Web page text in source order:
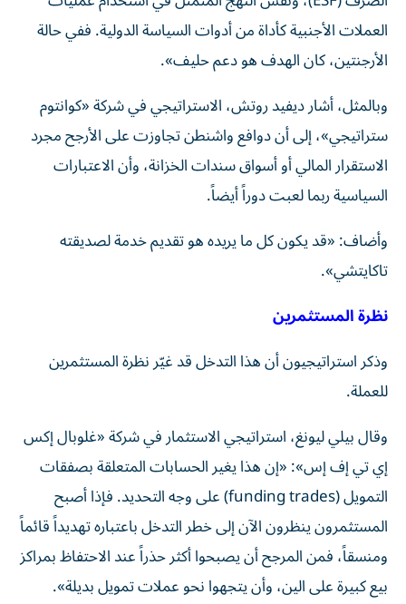
العملات الأجنبية كأداة من أدوات السياسة الدولية. ففي حالة
الأرجنتين، كان الهدف هو دعم حليف».
وبالمثل، أشار ديفيد روتش، الاستراتيجي في شركة «كوانتوم
ستراتيجي»، إلى أن دوافع واشنطن تجاوزت على الأرجح مجرد
الاستقرار المالي أو أسواق سندات الخزانة، وأن الاعتبارات
السياسية ربما لعبت دوراً أيضاً.
وأضاف: «قد يكون كل ما يريده هو تقديم خدمة لصديقته
تاكايتشي».
نظرة المستثمرين
وذكر استراتيجيون أن هذا التدخل قد غيّر نظرة المستثمرين
للعملة.
وقال بيلي ليونغ، استراتيجي الاستثمار في شركة «غلوبال إكس
إي تي إف إس»: «إن هذا يغير الحسابات المتعلقة بصفقات
التمويل (funding trades) على وجه التحديد. فإذا أصبح
المستثمرون ينظرون الآن إلى خطر التدخل باعتباره تهديداً قائماً
ومنسقاً، فمن المرجح أن يصبحوا أكثر حذراً عند الاحتفاظ بمراكز
بيع كبيرة على الين، وأن يتجهوا نحو عملات تمويل بديلة».